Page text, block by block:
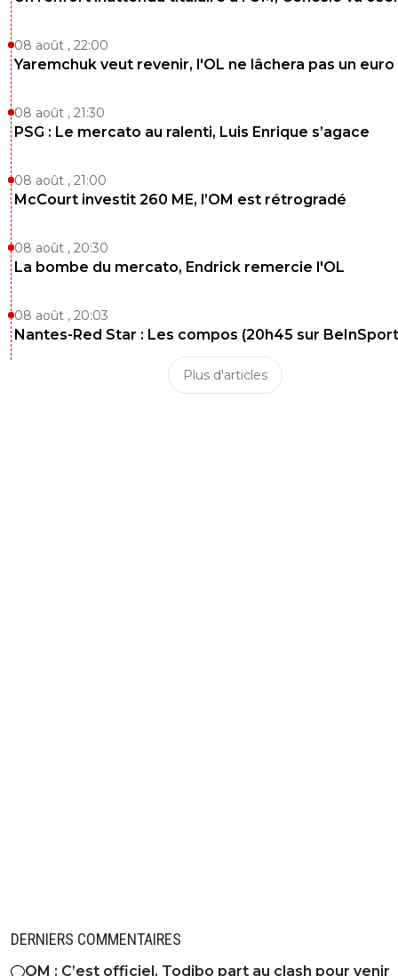
08 août , 22:00
Yaremchuk veut revenir, l'OL ne lâchera pas un euro
08 août , 21:30
PSG : Le mercato au ralenti, Luis Enrique s’agace
08 août , 21:00
McCourt investit 260 ME, l’OM est rétrogradé
08 août , 20:30
La bombe du mercato, Endrick remercie l'OL
08 août , 20:03
Nantes-Red Star : Les compos (20h45 sur
Plus d'articles
DERNIERS COMMENTAIRES
OM : C’est officiel, Todibo part au clash pour venir